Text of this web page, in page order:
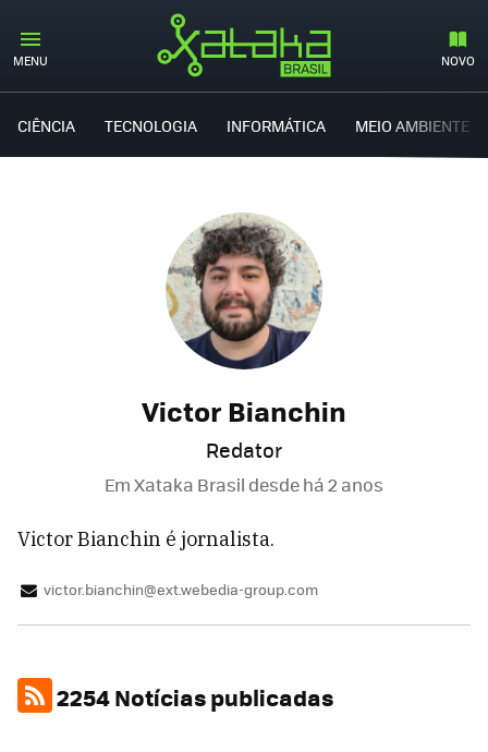
MENU NOVO
CIÊNCIA TECNOLOGIA INFORMÁTICA MEIO AMBIENTE
Victor Bianchin
Redator
Em Xataka Brasil desdehá 2 anos
Victor Bianchin é jornalista.
victor.bianchin@ext.webedia-group.com
2254 Notícias publicadas